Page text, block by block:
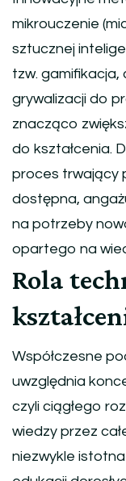
mikrouczenie
sztucznej
tzw.
grywalizacji do
znacząco
do kształcenia.
proces trwający
dostępna,
na potrzeby
opartego na
Rola
Współczesne
uwzględnia
czyli ciągłego
wiedzy przez
niezwykle